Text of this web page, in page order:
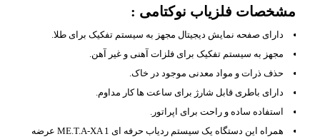
مشخصات فلزیاب نوکتامی :
دارای صفحه نمایش دیجیتال مجهز به سیستم تفکیک برای طلا.
مجهز به سیستم تفکیک برای فلزات آهنی و غیر آهن.
حذف ذرات و مواد معدنی موجود در خاک.
دارای باطری قابل شارژ برای ساعت ها کار مداوم.
استفاده ساده و راحت برای اپراتور.
همراه این دستگاه یک سیستم ردیاب حرفه ای ME.T.A-XA 1 عرضه